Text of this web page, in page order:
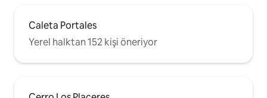
Caleta Portales
Yerel halktan 152 kişi öneriyor